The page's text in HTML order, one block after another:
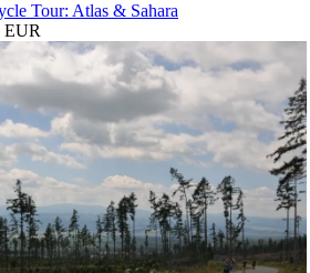
Tour: Atlas & Sahara
EUR